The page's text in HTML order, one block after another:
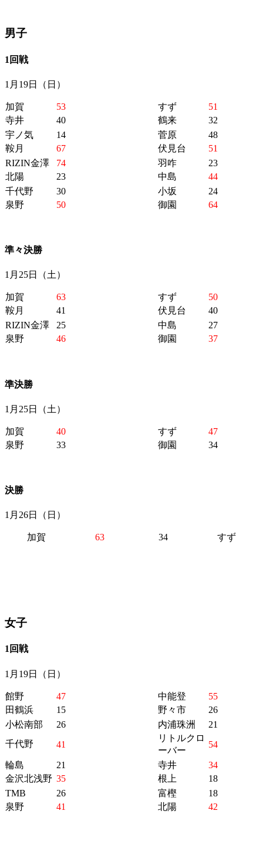
男子
1回戦
1月19日（日）
加賀 53 すず
51
寺井
40 鶴来
32
宇ノ気
14 菅原
48
鞍月
67 伏見台
51
RIZIN金澤
74 羽咋
23
北陽
23 中島
44
千代野
30 小坂
24
泉野
50 御園 64
準々決勝
1月25日（土）
加賀 63 すず
50
鞍月
41 伏見台
40
RIZIN金澤
25 中島
27
泉野
46 御園 37
準決勝
1月25日（土）
加賀 40 すず
47
泉野
33 御園 34
決勝
1月26日（日）
加賀 63 34 すず
女子
1回戦
1月19日（日）
館野 47 中能登
55
田鶴浜
15 野々市
26
小松南部
26 内浦珠洲
21
千代野
41
リトルクロ
ーバー
54
輪島 21 寺井
34
金沢北浅野 35 根上
18
TMB
26 富樫
18
泉野
41 北陽 42